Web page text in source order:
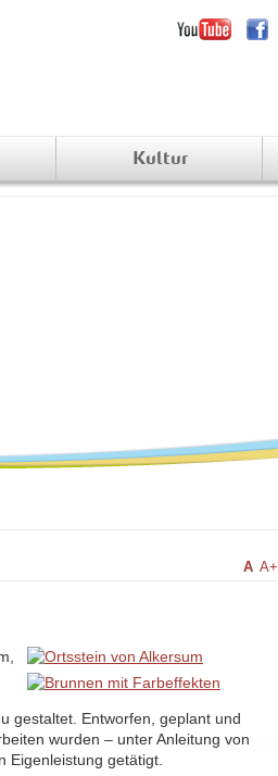
Kultur
A A+
gestaltet. Entworfen, geplant und
wurden – unter Anleitung von
Eigenleistung getätigt.